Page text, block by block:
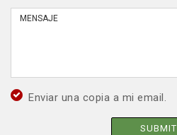
Enviar una copia a mi email.
SUBMIT